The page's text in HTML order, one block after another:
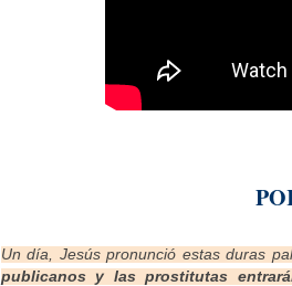
Un día, Jesús pronunció estas duras
publicanos y las prostitutas